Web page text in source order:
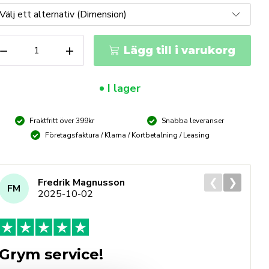
− + Lägg till i varukorg
I lager
Fraktfritt över 399kr
Snabba leveranser
Företagsfaktura / Klarna / Kortbetalning / Leasing
FM
Fredrik Magnusson
2025-10-02
Grym service!
❮ ❯